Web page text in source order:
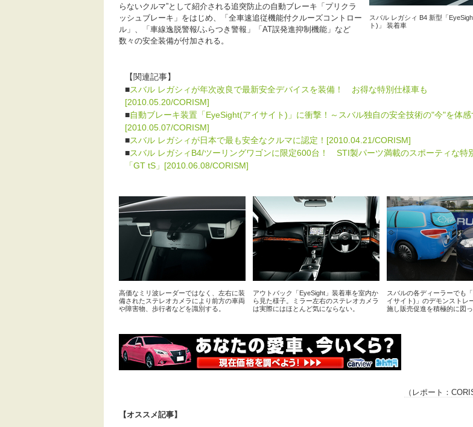
スバル レガシィ B4 新型「
ト)」 装着車
らないクルマ”として紹介される追突防止の自動ブレーキ「プリクラ
ッシュブレーキ」をはじめ、「全車速追従機能付クルーズコントロー
ル」、「車線逸脱警報/ふらつき警報」「AT誤発進抑制機能」など
数々の安全装備が付加される。
【関連記事】
■スバル レガシィが年次改良で最新安全デバイスを装備！ お得な特別仕様車も
[2010.05.20/CORISM]
■自動ブレーキ装置「EyeSight(アイサイト)」に衝撃！～スバル独自の安全技術の"今"を体感
[2010.05.07/CORISM]
■スバル レガシィが日本で最も安全なクルマに認定！[2010.04.21/CORISM]
■スバル レガシィB4/ツーリングワゴンに限定600台！ STI製パーツ満載のスポーティな特
「GT tS」[2010.06.08/CORISM]
高価なミリ波レーダーではなく、左右に装
備されたステレオカメラにより前方の車両
や障害物、歩行者などを識別する。
アウトバック「EyeSight」装着車を室内か
ら見た様子。ミラー左右のステレオカメラ
は実際にはほとんど気にならない。
スバルの各ディーラーでも
イサイト)」のデモンストレ
施し販売促進を積極的に図っ
（レポート：
【オススメ記事】